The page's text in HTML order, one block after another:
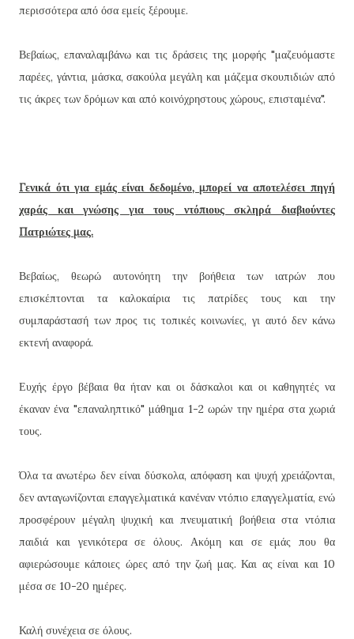
περισσότερα από όσα εμείς ξέρουμε.
Βεβαίως, επαναλαμβάνω και τις δράσεις της μορφής "μαζευόμαστε
παρέες, γάντια, μάσκα, σακούλα μεγάλη και μάζεμα σκουπιδιών από
τις άκρες των δρόμων και από κοινόχρηστους χώρους, επισταμένα".
Γενικά ότι για εμάς είναι δεδομένο, μπορεί να αποτελέσει πηγή
χαράς και γνώσης για τους ντόπιους σκληρά διαβιούντες
Πατριώτες μας.
Βεβαίως, θεωρώ αυτονόητη την βοήθεια των ιατρών που
επισκέπτονται τα καλοκαίρια τις πατρίδες τους και την
συμπαράστασή των προς τις τοπικές κοινωνίες, γι αυτό δεν κάνω
εκτενή αναφορά.
Ευχής έργο βέβαια θα ήταν και οι δάσκαλοι και οι καθηγητές να
έκαναν ένα "επαναληπτικό" μάθημα 1-2 ωρών την ημέρα στα χωριά
τους.
Όλα τα ανωτέρω δεν είναι δύσκολα, απόφαση και ψυχή χρειάζονται,
δεν ανταγωνίζονται επαγγελματικά κανέναν ντόπιο επαγγελματία, ενώ
προσφέρουν μέγαλη ψυχική και πνευματική βοήθεια στα ντόπια
παιδιά και γενικότερα σε όλους. Ακόμη και σε εμάς που θα
αφιερώσουμε κάποιες ώρες από την ζωή μας. Και ας είναι και 10
μέσα σε 10-20 ημέρες.
Καλή συνέχεια σε όλους.